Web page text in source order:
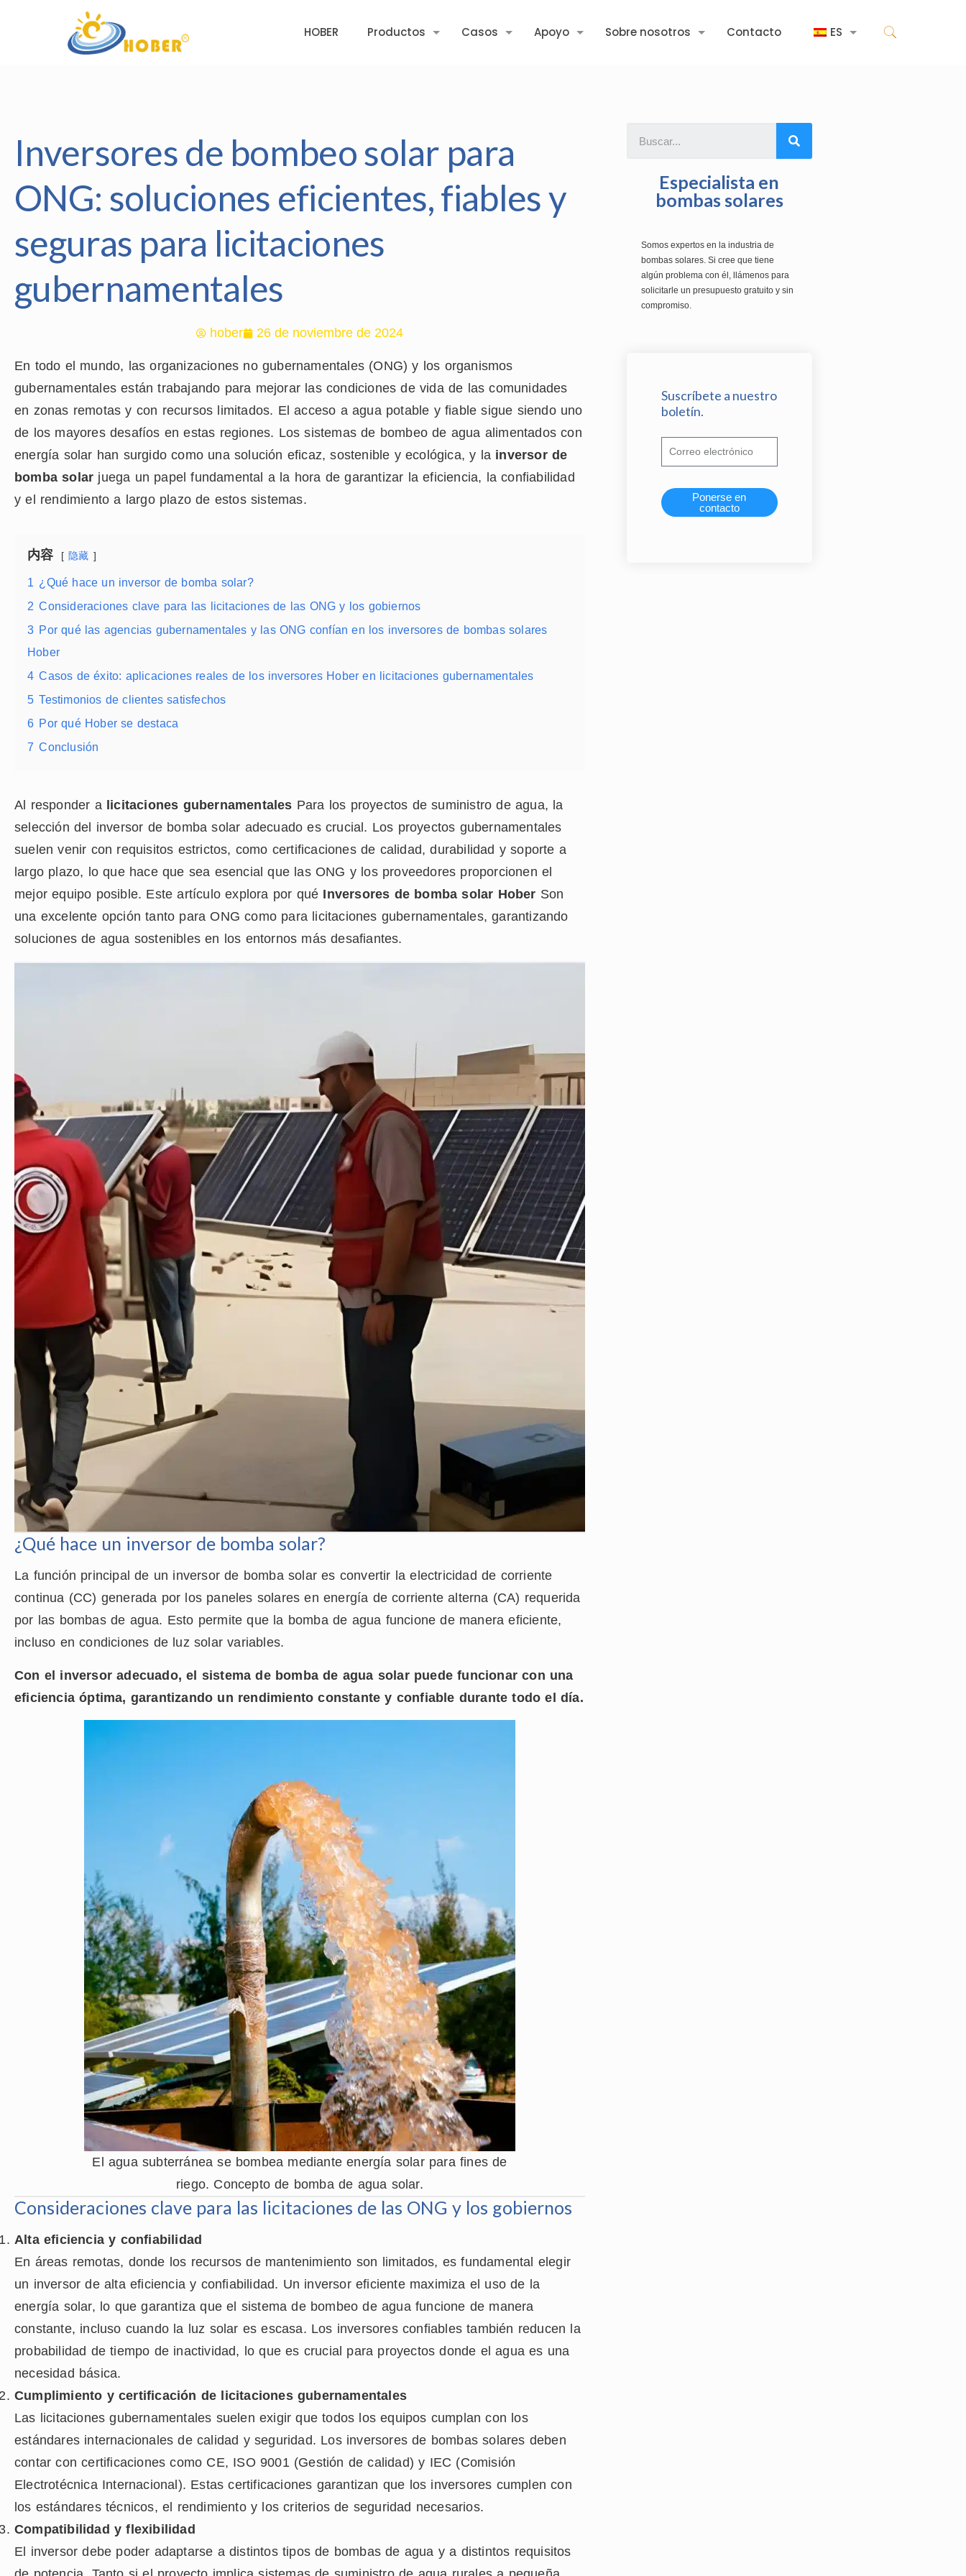
HOBER Productos Casos Apoyo Sobre nosotros Contacto ES
Inversores de bombeo solar para
ONG: soluciones eficientes, fiables y
seguras para licitaciones
gubernamentales
hober 26 de noviembre de 2024
En todo el mundo, las organizaciones no gubernamentales (ONG) y los organismos
gubernamentales están trabajando para mejorar las condiciones de vida de las comunidades
en zonas remotas y con recursos limitados. El acceso a agua potable y fiable sigue siendo uno
de los mayores desafíos en estas regiones. Los sistemas de bombeo de agua alimentados con
energía solar han surgido como una solución eficaz, sostenible y ecológica, y la inversor de
bomba solar juega un papel fundamental a la hora de garantizar la eficiencia, la confiabilidad
y el rendimiento a largo plazo de estos sistemas.
内容 隐藏
1 ¿Qué hace un inversor de bomba solar?
2 Consideraciones clave para las licitaciones de las ONG y los gobiernos
3 Por qué las agencias gubernamentales y las ONG confían en los inversores de bombas solares
Hober
4 Casos de éxito: aplicaciones reales de los inversores Hober en licitaciones gubernamentales
5 Testimonios de clientes satisfechos
6 Por qué Hober se destaca
7 Conclusión
Al responder a licitaciones gubernamentales Para los proyectos de suministro de agua, la
selección del inversor de bomba solar adecuado es crucial. Los proyectos gubernamentales
suelen venir con requisitos estrictos, como certificaciones de calidad, durabilidad y soporte a
largo plazo, lo que hace que sea esencial que las ONG y los proveedores proporcionen el
mejor equipo posible. Este artículo explora por qué Inversores de bomba solar Hober Son
una excelente opción tanto para ONG como para licitaciones gubernamentales, garantizando
soluciones de agua sostenibles en los entornos más desafiantes.
¿Qué hace un inversor de bomba solar?
La función principal de un inversor de bomba solar es convertir la electricidad de corriente
continua (CC) generada por los paneles solares en energía de corriente alterna (CA) requerida
por las bombas de agua. Esto permite que la bomba de agua funcione de manera eficiente,
incluso en condiciones de luz solar variables.
Con el inversor adecuado, el sistema de bomba de agua solar puede funcionar con una
eficiencia óptima, garantizando un rendimiento constante y confiable durante todo el día.
El agua subterránea se bombea mediante energía solar para fines de
riego. Concepto de bomba de agua solar.
Consideraciones clave para las licitaciones de las ONG y los gobiernos
Alta eficiencia y confiabilidad
En áreas remotas, donde los recursos de mantenimiento son limitados, es fundamental elegir
un inversor de alta eficiencia y confiabilidad. Un inversor eficiente maximiza el uso de la
energía solar, lo que garantiza que el sistema de bombeo de agua funcione de manera
constante, incluso cuando la luz solar es escasa. Los inversores confiables también reducen la
probabilidad de tiempo de inactividad, lo que es crucial para proyectos donde el agua es una
necesidad básica.
Cumplimiento y certificación de licitaciones gubernamentales
Las licitaciones gubernamentales suelen exigir que todos los equipos cumplan con los
estándares internacionales de calidad y seguridad. Los inversores de bombas solares deben
contar con certificaciones como CE, ISO 9001 (Gestión de calidad) y IEC (Comisión
Electrotécnica Internacional). Estas certificaciones garantizan que los inversores cumplen con
los estándares técnicos, el rendimiento y los criterios de seguridad necesarios.
Compatibilidad y flexibilidad
El inversor debe poder adaptarse a distintos tipos de bombas de agua y a distintos requisitos
Especialista en
bombas solares
Somos expertos en la industria de
bombas solares. Si cree que tiene
algún problema con él, llámenos para
solicitarle un presupuesto gratuito y sin
compromiso.
Suscríbete a nuestro
boletín.
Ponerse en
contacto